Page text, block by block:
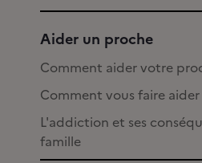
Aider un proche
Comment aider votre
Comment vous faire aider
L'addiction et ses
famille